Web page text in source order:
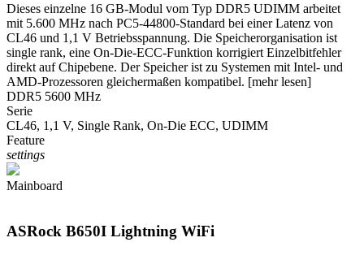
Dieses einzelne 16 GB-Modul vom Typ DDR5 UDIMM arbeitet
mit 5.600 MHz nach PC5-44800-Standard bei einer Latenz von
CL46 und 1,1 V Betriebsspannung. Die Speicherorganisation ist
single rank, eine On-Die-ECC-Funktion korrigiert Einzelbitfehler
direkt auf Chipebene. Der Speicher ist zu Systemen mit Intel- und
AMD-Prozessoren gleichermaßen kompatibel. [mehr lesen]
DDR5 5600 MHz
Serie
CL46, 1,1 V, Single Rank, On-Die ECC, UDIMM
Feature
settings
Mainboard
ASRock B650I Lightning WiFi